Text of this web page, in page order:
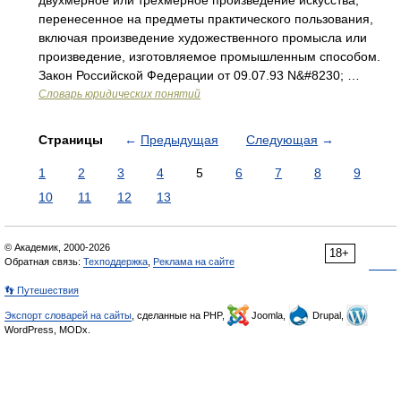
перенесенное на предметы практического пользования,
включая произведение художественного промысла или
произведение, изготовляемое промышленным способом.
Закон Российской Федерации от 09.07.93 N&#8230; …
Словарь юридических понятий
Страницы ← Предыдущая Следующая →
1 2 3 4 5 6 7 8
9
10
11 12 13
18+
© Академик, 2000-2026
Обратная связь: Техподдержка Реклама на сайте
👣 Путешествия
Экспорт словарей на сайты , сделанные на PHP, Joomla,
Drupal,
WordPress, MODx.